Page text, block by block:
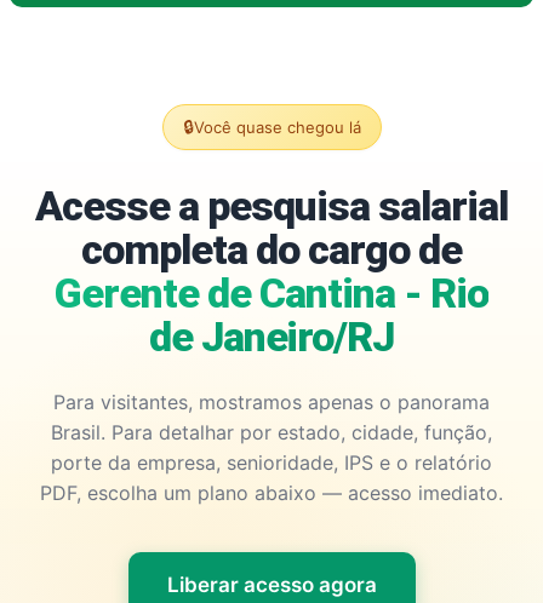
🔒Você quase chegou lá
Acesse a pesquisa salarial
completa do cargo de
Gerente de Cantina - Rio
de Janeiro/RJ
Para visitantes, mostramos apenas o panorama
Brasil. Para detalhar por estado, cidade, função,
porte da empresa, senioridade, IPS e o relatório
PDF, escolha um plano abaixo — acesso imediato.
Liberar acesso agora